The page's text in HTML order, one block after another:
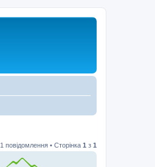
1 повідомлення • Сторінка 1 з 1